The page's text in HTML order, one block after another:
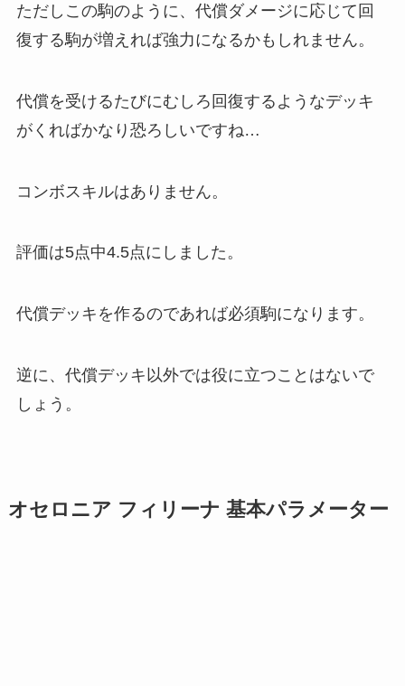
ただしこの駒のように、代償ダメージに応じて回
復する駒が増えれば強力になるかもしれません。
代償を受けるたびにむしろ回復するようなデッキ
がくればかなり恐ろしいですね…
コンボスキルはありません。
評価は5点中4.5点にしました。
代償デッキを作るのであれば必須駒になります。
逆に、代償デッキ以外では役に立つことはないで
しょう。
オセロニア フィリーナ 基本パラメーター